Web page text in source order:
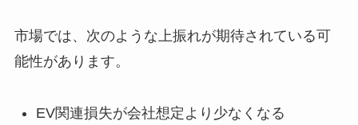
市場では、次のような上振れが期待されている可
能性があります。
EV関連損失が会社想定より少なくなる